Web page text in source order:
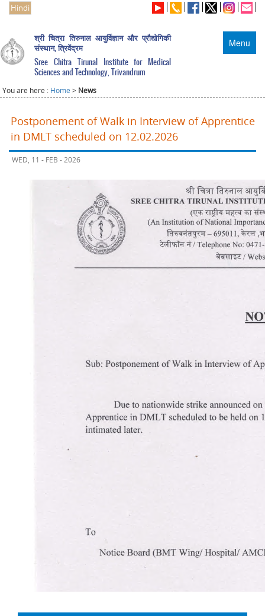
Hindi
Menu
श्री चित्रा तिरुनाल आयुर्विज्ञान और प्रौद्योगिकी
संस्थान, त्रिवेंद्रम
Sree Chitra Tirunal Institute for Medical
Sciences and Technology, Trivandrum
You are here : Home > News
Postponement of Walk in Interview of Apprentice
in DMLT scheduled on 12.02.2026
WED, 11 - FEB - 2026